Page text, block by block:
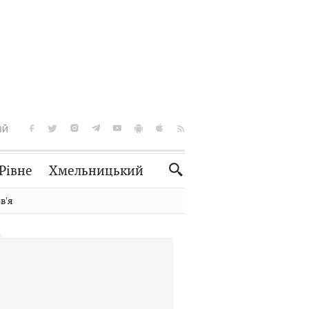
Хмельницький
Словко